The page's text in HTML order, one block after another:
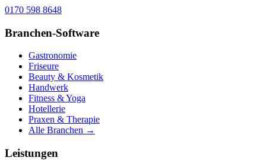
0170 598 8648
Branchen-Software
Gastronomie
Friseure
Beauty & Kosmetik
Handwerk
Fitness & Yoga
Hotellerie
Praxen & Therapie
Alle Branchen →
Leistungen